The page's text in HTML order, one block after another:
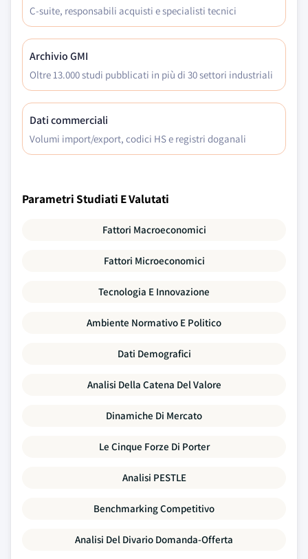
C-suite, responsabili acquisti e specialisti tecnici
Archivio GMI
Oltre 13.000 studi pubblicati in più di 30 settori industriali
Dati commerciali
Volumi import/export, codici HS e registri doganali
Parametri Studiati E Valutati
Fattori Macroeconomici
Fattori Microeconomici
Tecnologia E Innovazione
Ambiente Normativo E Politico
Dati Demografici
Analisi Della Catena Del Valore
Dinamiche Di Mercato
Le Cinque Forze Di Porter
Analisi PESTLE
Benchmarking Competitivo
Analisi Del Divario Domanda-Offerta